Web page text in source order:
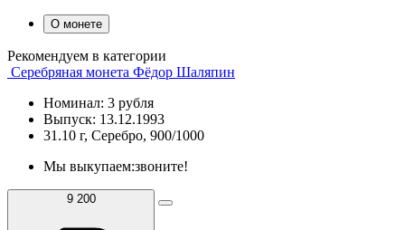
О монете
Рекомендуем в категории
Серебряная монета Фёдор Шаляпин
Номинал: 3 рубля
Выпуск: 13.12.1993
31.10 г, Серебро, 900/1000
Мы выкупаем:звоните!
9 200